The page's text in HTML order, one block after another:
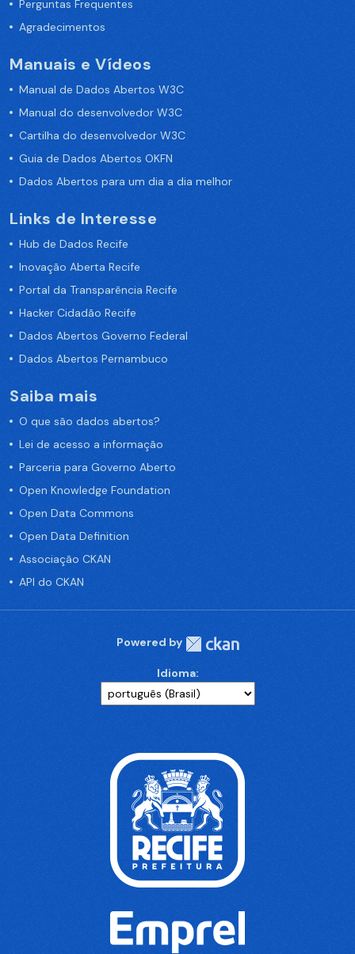
Perguntas Frequentes
Agradecimentos
Manuais e Vídeos
Manual de Dados Abertos W3C
Manual do desenvolvedor W3C
Cartilha do desenvolvedor W3C
Guia de Dados Abertos OKFN
Dados Abertos para um dia a dia melhor
Links de Interesse
Hub de Dados Recife
Inovação Aberta Recife
Portal da Transparência Recife
Hacker Cidadão Recife
Dados Abertos Governo Federal
Dados Abertos Pernambuco
Saiba mais
O que são dados abertos?
Lei de acesso a informação
Parceria para Governo Aberto
Open Knowledge Foundation
Open Data Commons
Open Data Definition
Associação CKAN
API do CKAN
Powered by
Idioma